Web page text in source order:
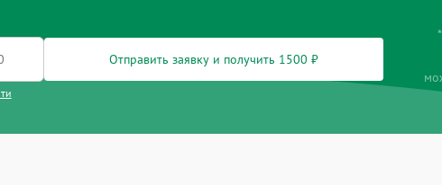
Отправить заявку и получить 1500 ₽